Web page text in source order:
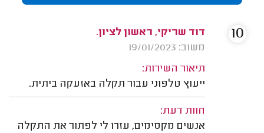
דוד שריקי, ראשון לציון.
משוב: 19/01/2023
תיאור השירות:
ייעוץ טלפוני עבור תקלה באזעקה ביתית.
חוות דעת:
אנשים מקסימים, עזרו לי לפתור את התקלה
10